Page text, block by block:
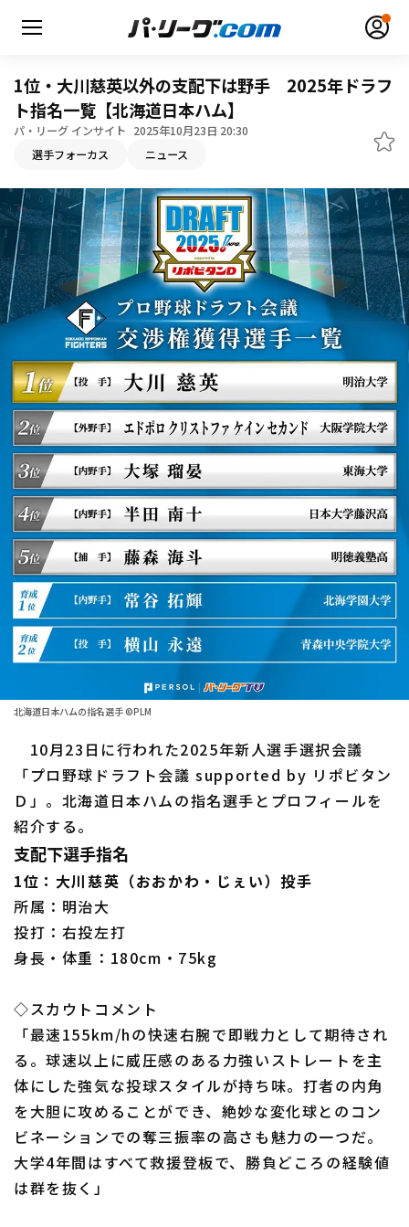
無料アカウント登録
HOME
動画
日程・結果
順位表･成績
1軍公式戦
ファーム東地区
ファーム中地区
ファーム西地区
交流戦
選手名鑑
選手名鑑トップ
北海道日本ハムファイターズ
東北楽天ゴールデンイーグルス
埼玉西武ライオンズ
千葉ロッテマリーンズ
オリックス・バファローズ
福岡ソフトバンクホークス
ニュース
設定
利用規約
運営会社（別ウィンドウで開く） よくある質問
1位・大川慈英以外の支配下は野手 2025年ドラフ
ト指名一覧【北海道日本ハム】
パ・リーグ インサイト 2025年10月23日 20:30
選手フォーカス ニュース
北海道日本ハムの指名選手 ©PLM
10月23日に行われた2025年新人選手選択会議
「プロ野球ドラフト会議 supported by リポビタン
Ｄ」。北海道日本ハムの指名選手とプロフィールを
紹介する。
支配下選手指名
1位：大川慈英（おおかわ・じぇい）投手
所属：明治大
投打：右投左打
身長・体重：180cm・75kg
◇スカウトコメント
「最速155km/hの快速右腕で即戦力として期待され
る。球速以上に威圧感のある力強いストレートを主
体にした強気な投球スタイルが持ち味。打者の内角
を大胆に攻めることができ、絶妙な変化球とのコン
ビネーションでの奪三振率の高さも魅力の一つだ。
大学4年間はすべて救援登板で、勝負どころの経験値
は群を抜く」